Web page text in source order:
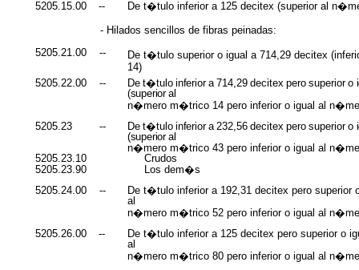
5205.15.00
-- De t�tulo inferior a 125 decitex (superior al
- Hilados sencillos de fibras peinadas:
5205.21.00 --
De t�tulo superior o igual a 714,29 decitex
14)
5205.22.00
-- De t�tulo inferior a 714,29 decitex pero superior o
(superior al
n�mero m�trico 14 pero inferior o igual al
5205.23
-- De t�tulo inferior a 232,56 decitex pero superior o
(superior al
n�mero m�trico 43 pero inferior o igual al
5205.23.10
Crudos
5205.23.90
Los dem�s
5205.24.00
--
De t�tulo inferior a 192,31 decitex pero superior
al
n�mero m�trico 52 pero inferior o igual al
5205.26.00
--
De t�tulo inferior a 125 decitex pero superior o
al
n�mero m�trico 80 pero inferior o igual al